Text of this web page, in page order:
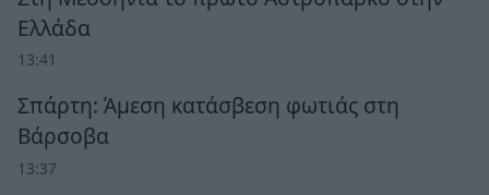
Ελλάδα
13:41
Σπάρτη: Άμεση κατάσβεση φωτιάς στη
Βάρσοβα
13:37